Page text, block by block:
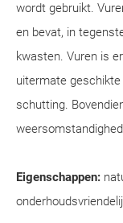
wordt gebruikt.
en bevat, in
kwasten. Vuren is
uitermate
schutting.
Eigenschappen: